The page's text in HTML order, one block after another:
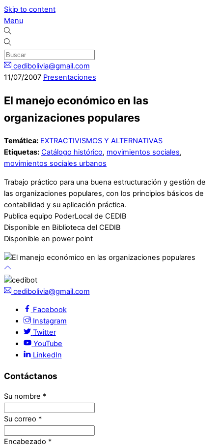
Skip to content
Menu
cedibolivia@gmail.com
11/07/2007 Presentaciones
El manejo económico en las
organizaciones populares
Temática: EXTRACTIVISMOS Y ALTERNATIVAS
Etiquetas: Catálogo histórico, movimientos sociales,
movimientos sociales urbanos
Trabajo práctico para una buena estructuración y gestión de
las organizaciones populares, con los principios básicos de
contabilidad y su aplicación práctica.
Publica equipo PoderLocal de CEDIB
Disponible en Biblioteca del CEDIB
Disponible en power point
cedibolivia@gmail.com
Facebook
Instagram
Twitter
YouTube
LinkedIn
Contáctanos
Su nombre *
Su correo *
Encabezado *